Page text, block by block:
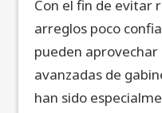
Con el fin de evitar
arreglos poco
pueden aprovechar
avanzadas de
han sido